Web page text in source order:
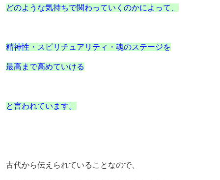
どのような気持ちで関わっていくのかによって、
精神性・スピリチュアリティ・魂のステージを
最高まで高めていける
と言われています。
古代から伝えられていることなので、